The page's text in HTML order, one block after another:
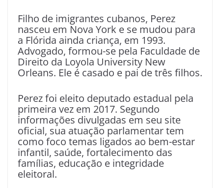
Filho de imigrantes cubanos, Perez
nasceu em Nova York e se mudou para
a Flórida ainda criança, em 1993.
Advogado, formou-se pela Faculdade de
Direito da Loyola University New
Orleans. Ele é casado e pai de três filhos.
Perez foi eleito deputado estadual pela
primeira vez em 2017. Segundo
informações divulgadas em seu site
oficial, sua atuação parlamentar tem
como foco temas ligados ao bem-estar
infantil, saúde, fortalecimento das
famílias, educação e integridade
eleitoral.